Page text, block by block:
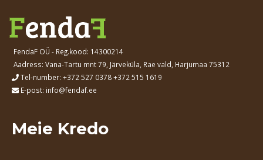
FendaF OÜ - Reg.kood: 14300214
Aadress: Vana-Tartu mnt 79 , Järveküla, Rae vald, Harjumaa 75312
Tel-number: +372 527 0378+372 515 1619
E-post: info@fendaf.ee
Meie Kredo